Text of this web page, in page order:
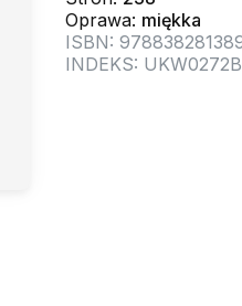
Oprawa: miękka
ISBN:
INDEKS: